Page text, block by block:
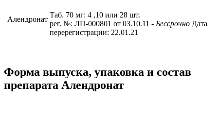
Алендронат
Таб. 70 мг: 4 ,10 или 28 шт.
рег. №: ЛП-000801 от 03.10.11 - Бессрочно Дата
перерегистрации: 22.01.21
Форма выпуска, упаковка и состав
препарата Алендронат